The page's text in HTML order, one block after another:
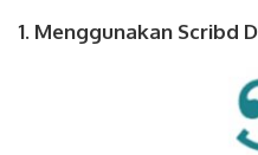
1. Menggunakan Scribd